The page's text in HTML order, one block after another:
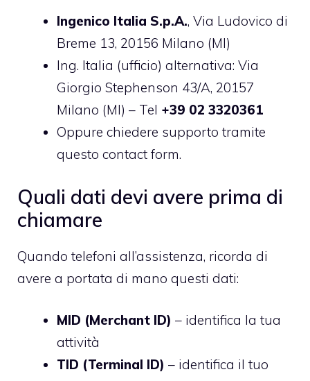
Ingenico Italia S.p.A., Via Ludovico di
Breme 13, 20156 Milano (MI)
Ing. Italia (ufficio) alternativa: Via
Giorgio Stephenson 43/A, 20157
Milano (MI) – Tel +39 02 3320361
Oppure chiedere supporto tramite
questo contact form.
Quali dati devi avere prima di
chiamare
Quando telefoni all’assistenza, ricorda di
avere a portata di mano questi dati:
MID (Merchant ID) – identifica la tua
attività
TID (Terminal ID) – identifica il tuo